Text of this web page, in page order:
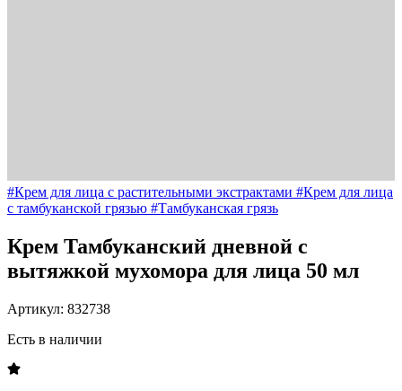
#Крем для лица с растительными экстрактами #Крем для лица
с тамбуканской грязью #Тамбуканская грязь
Крем Тамбуканский дневной с
вытяжкой мухомора для лица 50 мл
Артикул: 832738
Есть в наличии